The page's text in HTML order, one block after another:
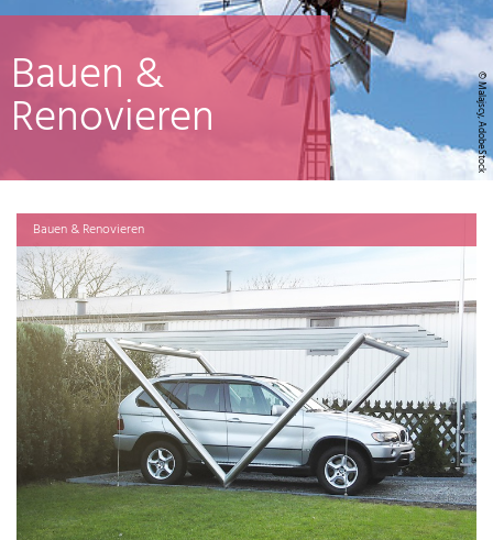
© Malajscy, AdobeStock
Bauen &
Renovieren
Bauen & Renovieren